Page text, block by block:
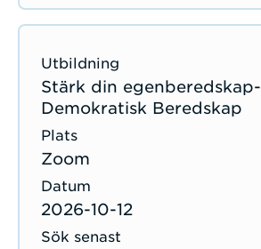
Stärk din egenberedskap-
Demokratisk Beredskap
Zoom
2026-10-12